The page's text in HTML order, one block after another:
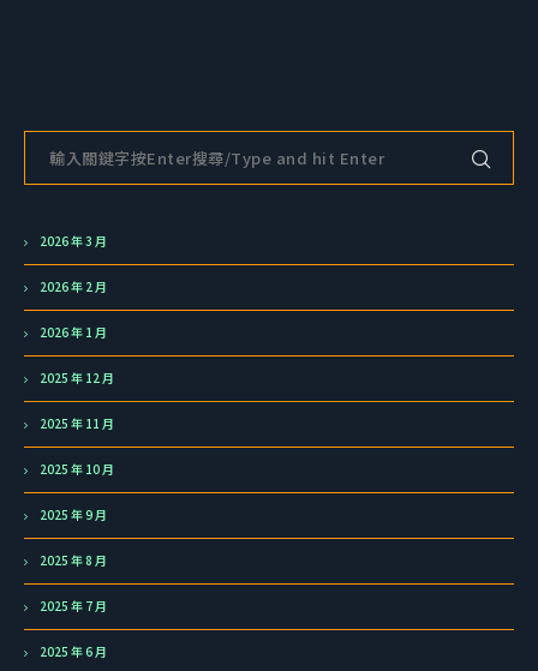
2026 年 3 月
2026 年 2 月
2026 年 1 月
2025 年 12 月
2025 年 11 月
2025 年 10 月
2025 年 9 月
2025 年 8 月
2025 年 7 月
2025 年 6 月